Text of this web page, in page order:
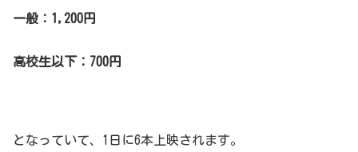
一般：1,200円
高校生以下：700円
となっていて、 1日に6本上映されます。